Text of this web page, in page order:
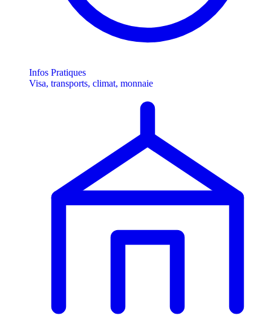
Infos Pratiques
Visa, transports, climat, monnaie